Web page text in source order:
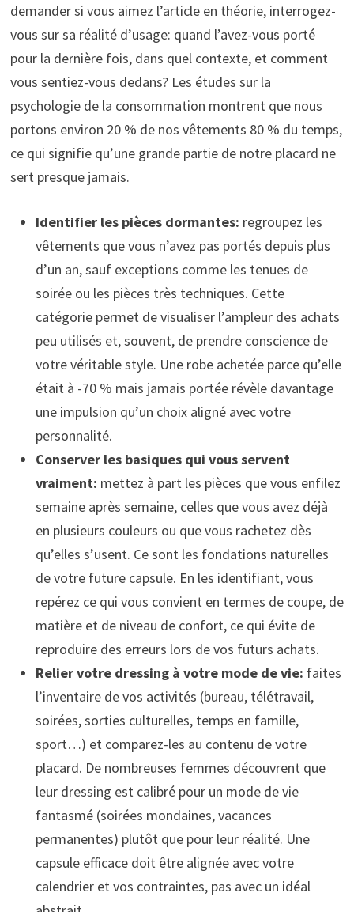
demander si vous aimez l’article en théorie, interrogez-
vous sur sa réalité d’usage: quand l’avez-vous porté
pour la dernière fois, dans quel contexte, et comment
vous sentiez-vous dedans? Les études sur la
psychologie de la consommation montrent que nous
portons environ 20 % de nos vêtements 80 % du temps,
ce qui signifie qu’une grande partie de notre placard ne
sert presque jamais.
Identifier les pièces dormantes: regroupez les
vêtements que vous n’avez pas portés depuis plus
d’un an, sauf exceptions comme les tenues de
soirée ou les pièces très techniques. Cette
catégorie permet de visualiser l’ampleur des achats
peu utilisés et, souvent, de prendre conscience de
votre véritable style. Une robe achetée parce qu’elle
était à -70 % mais jamais portée révèle davantage
une impulsion qu’un choix aligné avec votre
personnalité.
Conserver les basiques qui vous servent
vraiment: mettez à part les pièces que vous enfilez
semaine après semaine, celles que vous avez déjà
en plusieurs couleurs ou que vous rachetez dès
qu’elles s’usent. Ce sont les fondations naturelles
de votre future capsule. En les identifiant, vous
repérez ce qui vous convient en termes de coupe, de
matière et de niveau de confort, ce qui évite de
reproduire des erreurs lors de vos futurs achats.
Relier votre dressing à votre mode de vie: faites
l’inventaire de vos activités (bureau, télétravail,
soirées, sorties culturelles, temps en famille,
sport…) et comparez-les au contenu de votre
placard. De nombreuses femmes découvrent que
leur dressing est calibré pour un mode de vie
fantasmé (soirées mondaines, vacances
permanentes) plutôt que pour leur réalité. Une
capsule efficace doit être alignée avec votre
calendrier et vos contraintes, pas avec un idéal